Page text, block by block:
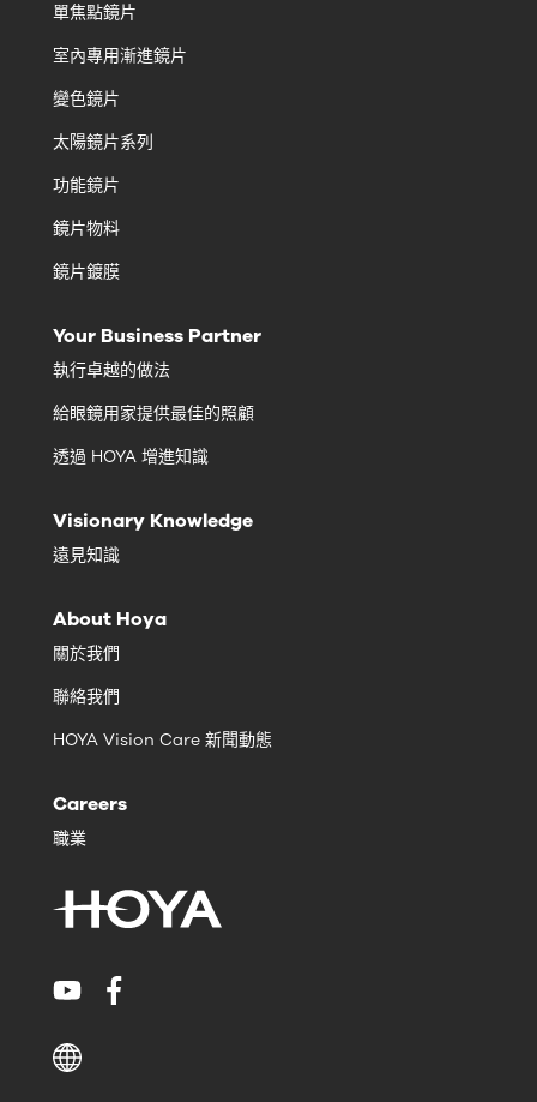
單焦點鏡片
室內專用漸進鏡片
變色鏡片
太陽鏡片系列
功能鏡片
鏡片物料
鏡片鍍膜
Your Business Partner
執行卓越的做法
給眼鏡用家提供最佳的照顧
透過 HOYA 增進知識
Visionary Knowledge
遠見知識
About Hoya
關於我們
聯絡我們
HOYA Vision Care 新聞動態
Careers
職業